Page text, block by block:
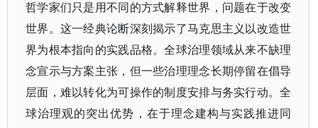
哲学家们只是用不同的方式解释世界，问题在于改变
世界。这一经典论断深刻揭示了马克思主义以改造世
界为根本指向的实践品格。全球治理领域从来不缺理
念宣示与方案主张，但一些治理理念长期停留在倡导
层面，难以转化为可操作的制度安排与务实行动。全
球治理观的突出优势，在于理念建构与实践推进同